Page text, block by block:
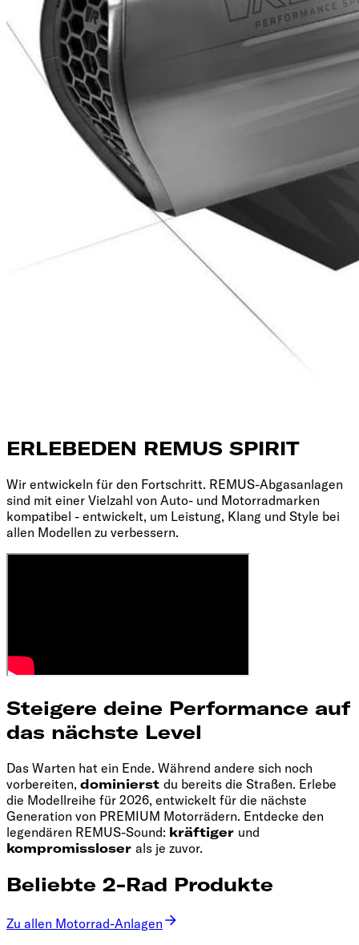
ERLEBEDEN REMUS SPIRIT
Wir entwickeln für den Fortschritt. REMUS-Abgasanlagen
sind mit einer Vielzahl von Auto- und Motorradmarken
kompatibel - entwickelt, um Leistung, Klang und Style bei
allen Modellen zu verbessern.
Steigere deine Performance auf
das nächste Level
Das Warten hat ein Ende. Während andere sich noch
vorbereiten, dominierst du bereits die Straßen. Erlebe
die Modellreihe für 2026, entwickelt für die nächste
Generation von PREMIUM Motorrädern. Entdecke den
legendären REMUS-Sound: kräftiger und
kompromissloser als je zuvor.
Beliebte 2-Rad Produkte
Zu allen Motorrad-Anlagen